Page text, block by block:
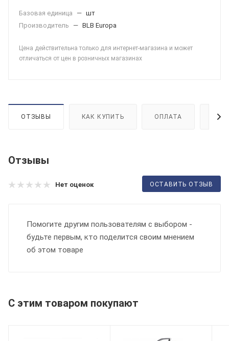
Базовая единица — шт
Производитель
— BLB Europa
Цена действительна только для интернет-магазина и может
отличаться от цен в розничных магазинах
ОТЗЫВЫ КАК КУПИТЬ ОПЛАТА
Отзывы
Нет оценок ОСТАВИТЬ ОТЗЫВ
Помогите другим пользователям с выбором -
будьте первым, кто поделится своим мнением
об этом товаре
С этим товаром покупают